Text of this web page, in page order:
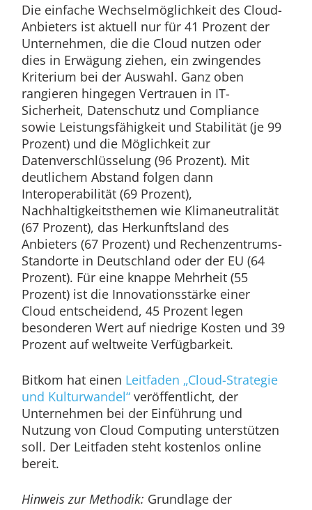
Die einfache Wechselmöglichkeit des Cloud-
Anbieters ist aktuell nur für 41 Prozent der
Unternehmen, die die Cloud nutzen oder
dies in Erwägung ziehen, ein zwingendes
Kriterium bei der Auswahl. Ganz oben
rangieren hingegen Vertrauen in IT-
Sicherheit, Datenschutz und Compliance
sowie Leistungsfähigkeit und Stabilität (je 99
Prozent) und die Möglichkeit zur
Datenverschlüsselung (96 Prozent). Mit
deutlichem Abstand folgen dann
Interoperabilität (69 Prozent),
Nachhaltigkeitsthemen wie Klimaneutralität
(67 Prozent), das Herkunftsland des
Anbieters (67 Prozent) und Rechenzentrums-
Standorte in Deutschland oder der EU (64
Prozent). Für eine knappe Mehrheit (55
Prozent) ist die Innovationsstärke einer
Cloud entscheidend, 45 Prozent legen
besonderen Wert auf niedrige Kosten und 39
Prozent auf weltweite Verfügbarkeit.
Bitkom hat einen Leitfaden „Cloud-Strategie
und Kulturwandel“veröffentlicht, der
Unternehmen bei der Einführung und
Nutzung von Cloud Computing unterstützen
soll. Der Leitfaden steht kostenlos online
bereit.
Hinweis zur Methodik: Grundlage der